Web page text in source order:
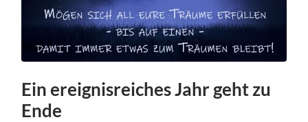
Ein ereignisreiches Jahr geht zu
Ende